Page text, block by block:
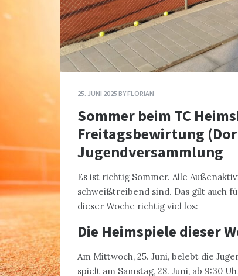
25. JUNI 2025 BYFLORIAN
Sommer beim TC
Freitagsbewirtung
Jugendversammlung
Es ist richtig Sommer. Alle
schweißtreibend sind. Das gilt auch
dieser Woche richtig viel los:
Die Heimspiele dieser
Am Mittwoch, 25. Juni, belebt die
spielt am Samstag, 28. Juni, ab 9:30